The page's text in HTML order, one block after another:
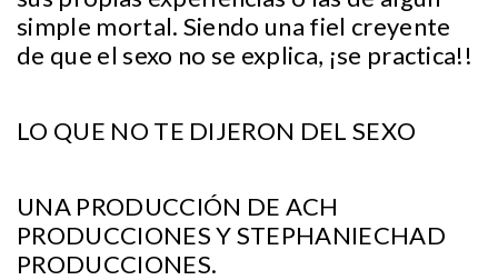
simple mortal. Siendo una fiel creyente
de que el sexo no se explica, ¡se practica!!
LO QUE NO TE DIJERON DEL SEXO
UNA PRODUCCIÓN DE ACH
PRODUCCIONES Y STEPHANIECHAD
PRODUCCIONES.